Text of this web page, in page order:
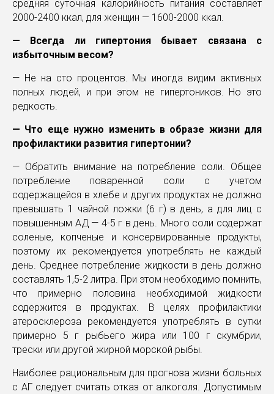
средняя суточная калорийность питания составляет
2000-2400 ккал, для женщин — 1600-2000 ккал.
— Всегда ли гипертония бывает связана с
избыточным весом?
— Не на сто процентов. Мы иногда видим активных
полных людей, и при этом не гипертоников. Но это
редкость.
— Что еще нужно изменить в образе жизни для
профилактики развития гипертонии?
— Обратить внимание на потребление соли. Общее
потребление поваренной соли с учетом
содержащейся в хлебе и других продуктах не должно
превышать 1 чайной ложки (6 г) в день, а для лиц с
повышенным АД — 4-5 г в день. Много соли содержат
соленые, копченые и консервированные продукты,
поэтому их рекомендуется употреблять не каждый
день. Среднее потребление жидкости в день должно
составлять 1,5-2 литра. При этом необходимо помнить,
что примерно половина необходимой жидкости
содержится в продуктах. В целях профилактики
атеросклероза рекомендуется употреблять в сутки
примерно 5 г рыбьего жира или 100 г скумбрии,
трески или другой жирной морской рыбы.
Наиболее рациональным для прогноза жизни больных
с АГ следует считать отказ от алкоголя. Допустимым